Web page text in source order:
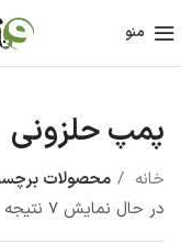
منو
پمپ حلزونی
خانه
محصولات
در حال نمایش 7 نتیجه